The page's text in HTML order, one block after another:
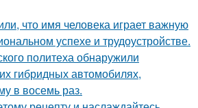
что имя человека играет важную
успехе и трудоустройстве.
политеха обнаружили
гибридных автомобилях,
в восемь раз.